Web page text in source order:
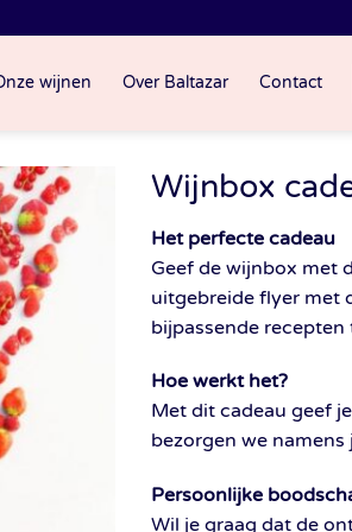
wijnen Over Baltazar Contact
Wijnbox
Het perfecte cadeau
Geef de wijnbox met
uitgebreide flyer met
bijpassende recepten
Hoe werkt het?
Met dit cadeau geef
bezorgen we
Persoonlijke
Wil je graag dat de